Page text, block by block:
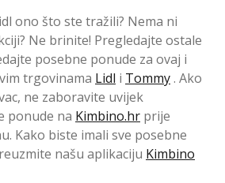
ono što ste tražili? Nema ni
Ne brinite! Pregledajte ostale
posebne ponude za ovaj i
trgovinama Lidl i Tommy. Ako
ne zaboravite uvijek
ponude na Kimbino.hr prije
Kako biste imali sve posebne
našu aplikaciju Kimbino